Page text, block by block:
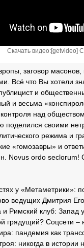
Скачать видео:[getvideo]
заговор
Всё что Вы хотели
и
и весьма
над
поделился своими
режима и
«гомозавры» и
Novus ordo seclorum!
у «Метаметрики»:
ведущих Дмитрия
и Римский клуб: Запад
грядущий? Соцсети –
пандемия как
никогда в истории